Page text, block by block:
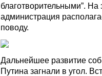
благотворительными”. На
администрация
поводу.
Дальнейшее развитие
Путина загнали в угол.